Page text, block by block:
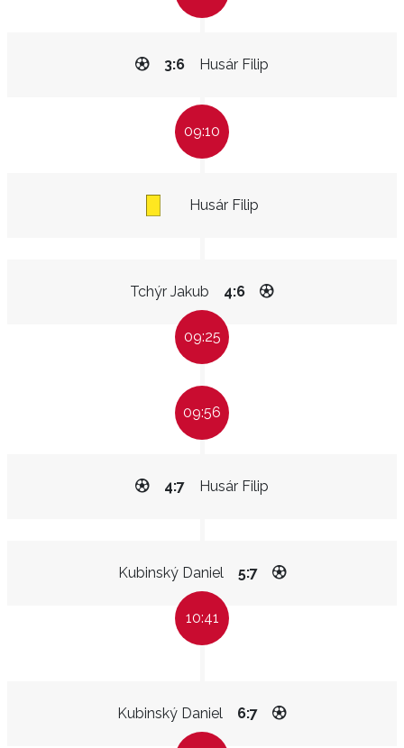
Husár Filip
3:6
09:10
Husár Filip
Tchýr Jakub 4:6
09:25
09:56
Husár Filip
4:7
Kubinský Daniel 5:7
10:41
Kubinský Daniel 6:7